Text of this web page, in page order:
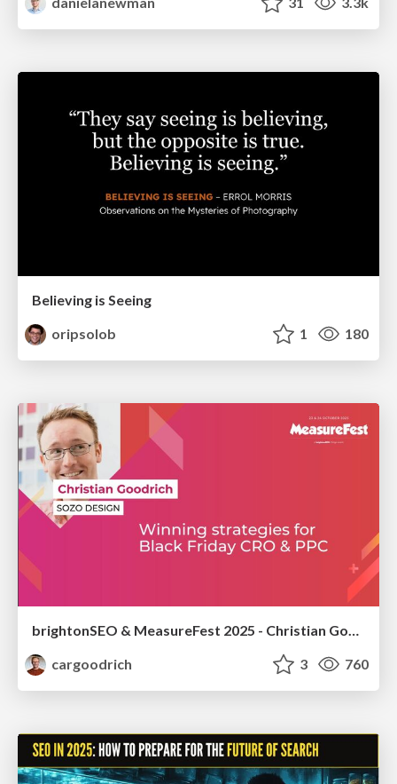
Believing is Seeing
oripsolob
1 180
brightonSEO & MeasureFest 2025 - Christian Goodrich - Winning strategies for Black Friday CRO & PPC
cargoodrich
3 760